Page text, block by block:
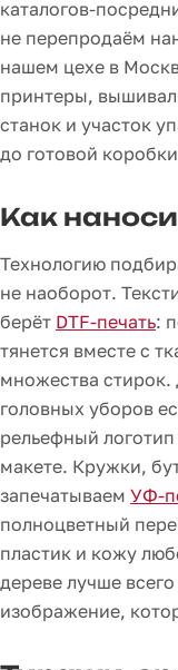
каталогов-
не перепродаём
нашем цехе в
принтеры,
станок и участок
до готовой
Как
Технологию
не наоборот.
берёт DTF-печать:
тянется вместе с
множества стирок.
головных уборов
рельефный
макете. Кружки,
запечатываем УФ-
полноцветный
пластик и кожу
дереве лучше
изображение,